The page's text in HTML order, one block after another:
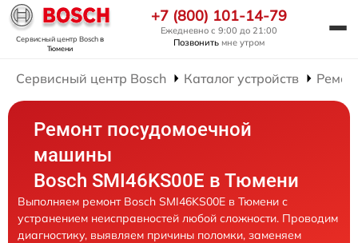
Сервисный центр Boschв
Тюмени
+7 (800) 101-14-79
Ежедневно с 9:00 до 21:00
Позвонить мне утром
Сервисный центр Bosch Каталог устройств
Ремонт посудомоечной
машины
Bosch SMI46KS00E в Тюмени
Выполняем ремонт Bosch SMI46KS00E в Тюмени с
устранением неисправностей любой сложности. Проводим
диагностику, выявляем причины поломки, заменяем